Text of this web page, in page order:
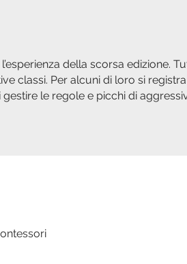
della scorsa edizione.
classi. Per alcuni di loro si
le regole e picchi di